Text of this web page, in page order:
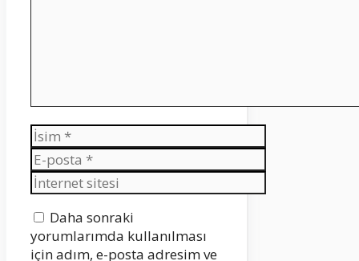
İsim
E-
posta
İnternet
sitesi
Daha sonraki
yorumlarımda kullanılması
için adım, e-posta adresim ve